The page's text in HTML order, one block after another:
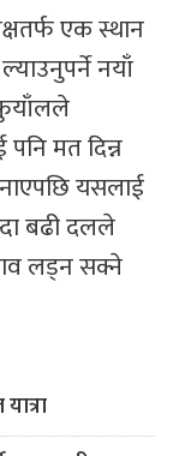
एक स्थान
नयाँ
फुयाँलले
मत दिन्न
यसलाई
बढी दलले
लड्न सक्ने